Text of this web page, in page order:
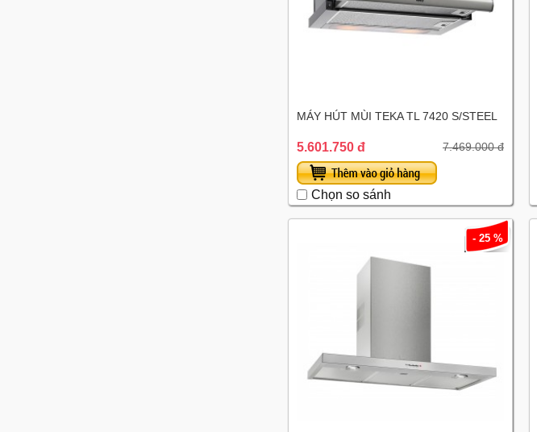
MÁY HÚT MÙI TEKA TL 7420 S/STEEL
5.601.750 đ 7.469.000 đ
Chọn so sánh
- 25 %